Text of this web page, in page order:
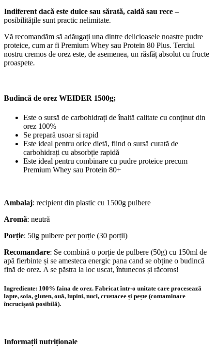
Indiferent dacă este dulce sau sărată, caldă sau rece –
posibilitățile sunt practic nelimitate.
Vă recomandăm să adăugați una dintre delicioasele noastre pudre
proteice, cum ar fi Premium Whey sau Protein 80 Plus. Terciul
nostru cremos de orez este, de asemenea, un răsfăț absolut cu fructe
proaspete.
Budincă de orez WEIDER 1500g;
Este o sursă de carbohidrați de înaltă calitate cu conținut din
orez 100%
Se prepară usoar si rapid
Este ideal pentru orice dietă, fiind o sursă curată de
carbohidrați cu absorbție rapidă
Este ideal pentru combinare cu pudre proteice precum
Premium Whey sau Protein 80+
Ambalaj: recipient din plastic cu 1500g pulbere
Aromă: neutră
Porție: 50g pulbere per porție (30 porții)
Recomandare: Se combină o porție de pulbere (50g) cu 150ml de
apă fierbinte și se amesteca energic pana cand se obține o budincă
fină de orez. A se păstra la loc uscat, întunecos și răcoros!
Ingrediente: 100% faina de orez. Fabricat într-o unitate care procesează
lapte, soia, gluten, ouă, lupini, nuci, crustacee și pește (contaminare
încrucișată posibilă).
Informații nutriționale